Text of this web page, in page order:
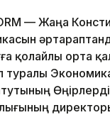
— Жаңа
қолайлы орта
туралы